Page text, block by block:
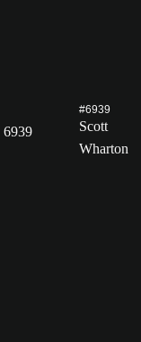
6939
#6939
Scott
Wharton